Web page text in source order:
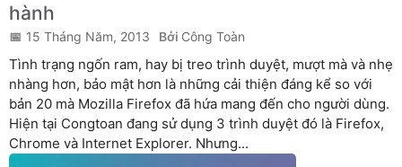
hành
15 Tháng Năm, 2013 Công Toàn
Tình trạng ngốn ram, hay bị treo trình duyệt, mượt mà và nhẹ
nhàng hơn, bảo mật hơn là những cải thiện đáng kể so với
bản 20 mà Mozilla Firefox đã hứa mang đến cho người dùng.
Hiện tại Congtoan đang sử dụng 3 trình duyệt đó là Firefox,
Chrome và Internet Explorer. Nhưng...